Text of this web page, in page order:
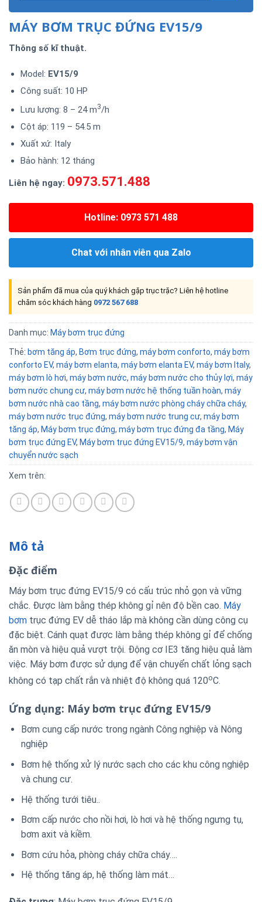
MÁY BƠM TRỤC ĐỨNG EV15/9
Thông số kĩ thuật.
Model: EV15/9
Công suất: 10 HP
Lưu lượng: 8 – 24 m3/h
Cột áp: 119 – 54.5 m
Xuất xứ: Italy
Bảo hành: 12 tháng
Liên hệ ngay: 0973.571.488
Hotline: 0973 571 488
Chat với nhân viên qua Zalo
Sản phẩm đã mua của quý khách gặp trục trặc? Liên hệ hotline
chăm sóc khách hàng 0972 567 688
Danh mục: Máy bơm trục đứng
Thẻ: bơm tăng áp, Bơm trục đứng, máy bơm conforto, máy bơm
conforto EV, máy bơm elanta, máy bơm elanta EV, máy bơm Italy,
máy bơm lò hơi, máy bơm nước, máy bơm nước cho thủy lợi, máy
bơm nước chung cư, máy bơm nước hệ thống tuần hoàn, máy
bơm nước nhà cao tầng, máy bơm nước phòng cháy chữa cháy,
máy bơm nước trục đứng, máy bơm nước trung cư, máy bơm
tăng áp, Máy bơm trục đứng, máy bơm trục đứng đa tầng, Máy
bơm trục đứng EV, Máy bơm trục đứng EV15/9, máy bơm vận
chuyển nước sạch
Xem trên:
Mô tả
Đặc điểm
Máy bơm trục đứng EV15/9 có cấu trúc nhỏ gọn và vững
chắc. Được làm bằng thép không gỉ nên độ bền cao. Máy
bơm trục đứng EV dễ tháo lắp mà không cần dùng công cụ
đặc biệt. Cánh quạt được làm bằng thép không gỉ để chống
ăn mòn và hiệu quả vượt trội. Động cơ IE3 tăng hiệu quả làm
việc. Máy bơm được sử dụng để vận chuyển chất lỏng sạch
không có tạp chất rắn và nhiệt độ không quá 120oC.
Ứng dụng: Máy bơm trục đứng EV15/9
Bơm cung cấp nước trong ngành Công nghiệp và Nông
nghiệp
Bơm hệ thống xử lý nước sạch cho các khu công nghiệp
và chung cư.
Hệ thống tưới tiêu..
Bơm cấp nước cho nồi hơi, lò hơi và hệ thống ngưng tụ,
bơm axit và kiềm.
Bơm cứu hỏa, phòng cháy chữa cháy….
Hệ thống tăng áp, hệ thống làm mát…